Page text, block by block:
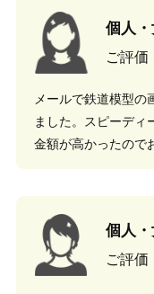
個人
ご評価
メールで鉄道模型の
ました。スピーディ
金額が高かったので
個人
ご評価